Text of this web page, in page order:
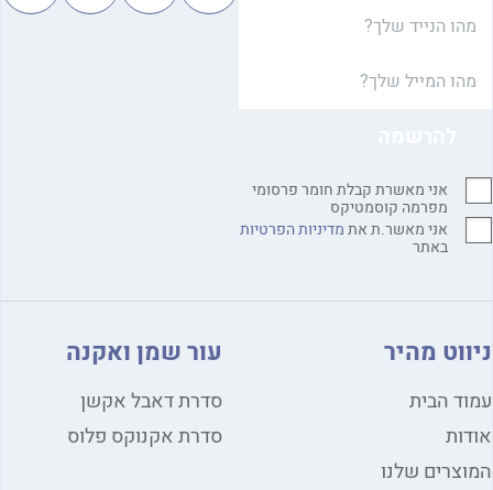
אני מאשרת קבלת חומר פרסומי
מפרמה קוסמטיקס
אני מאשר.ת אתמדיניות הפרטיות
באתר
מהיר
הבית
שלנו
עור שמן ואקנה
סדרת דאבל אקשן
סדרת אקנוקס פלוס